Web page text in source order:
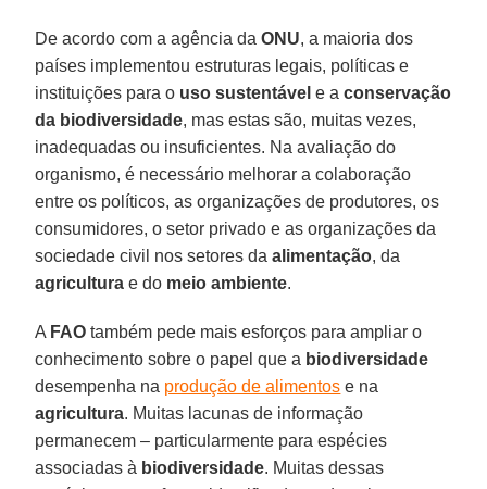
De acordo com a agência daONU, a maioria dos
países implementou estruturas legais, políticas e
instituições para o uso sustentável e aconservação
da biodiversidade, mas estas são, muitas vezes,
inadequadas ou insuficientes. Na avaliação do
organismo, é necessário melhorar a colaboração
entre os políticos, as organizações de produtores, os
consumidores, o setor privado e as organizações da
sociedade civil nos setores daalimentação, da
agricultura e do meio ambiente.
A FAO também pede mais esforços para ampliar o
conhecimento sobre o papel que a biodiversidade
desempenha na produção de alimentos e na
agricultura. Muitas lacunas de informação
permanecem – particularmente para espécies
associadas à biodiversidade. Muitas dessas